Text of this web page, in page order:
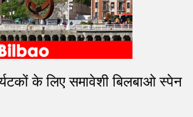
के लिए समावेशी बिलबाओ स्पेन